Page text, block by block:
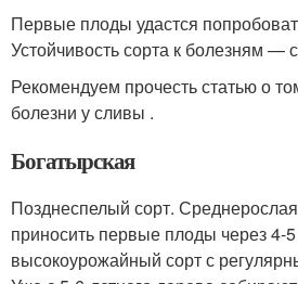
Первые плоды удастся
Устойчивость сорта к болезням —
Рекомендуем прочесть статью о
болезни у сливы .
Богатырская
Позднеспелый сорт.
приносить первые плоды через 4-
высокоурожайный сорт с